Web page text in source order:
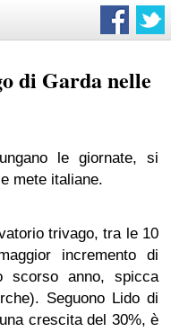
di Garda nelle
le giornate, si
mete italiane.
trivago, tra le 10
incremento di
scorso anno, spicca
Seguono Lido di
crescita del 30%, è